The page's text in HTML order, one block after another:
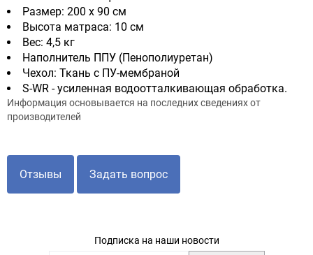
Размер: 200 х 90 см
Высота матраса: 10 см
Вес: 4,5 кг
Наполнитель ППУ (Пенополиуретан)
Чехол: Ткань с ПУ-мембраной
S-WR - усиленная водоотталкивающая обработка.
Информация основывается на последних сведениях от
производителей
Отзывы Задать вопрос
Подписка на наши новости